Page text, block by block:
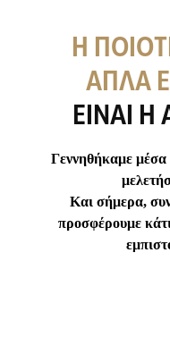
Η
ΑΠΛΆ
ΕΊΝΑΙ
Γεννηθήκαμε μέσα
Και σήμερα,
προσφέρουμε